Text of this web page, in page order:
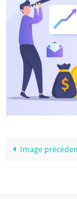
Image